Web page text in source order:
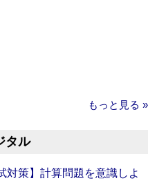
もっと見る »
タル
対策】計算問題を意識しよ